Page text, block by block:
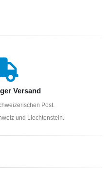
Versand
Post.
und Liechtenstein.